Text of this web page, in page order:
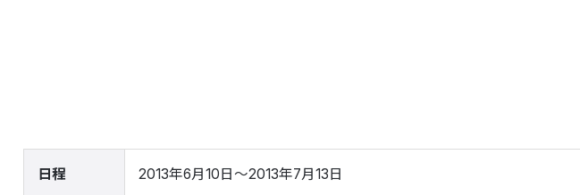
日程 2013年6月10日～2013年7月13日